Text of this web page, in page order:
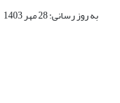
به روز رسانی: 28 مهر 1403